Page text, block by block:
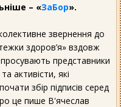
– «ЗаБор».
звернення до
здоров’я» вздовж
просувають представники
активісти, які
збір підписів серед
це пише В'ячеслав